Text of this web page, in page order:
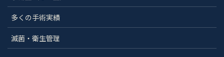
多くの手術実績
滅菌・衛生管理